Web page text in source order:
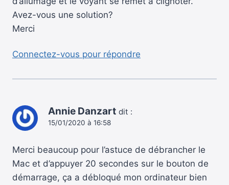
Avez-vous une solution?
Merci
Connectez-vous pour répondre
Annie Danzart dit :
15/01/2020 à 16:58
Merci beaucoup pour l’astuce de débrancher le
Mac et d’appuyer 20 secondes sur le bouton de
démarrage, ça a débloqué mon ordinateur bien